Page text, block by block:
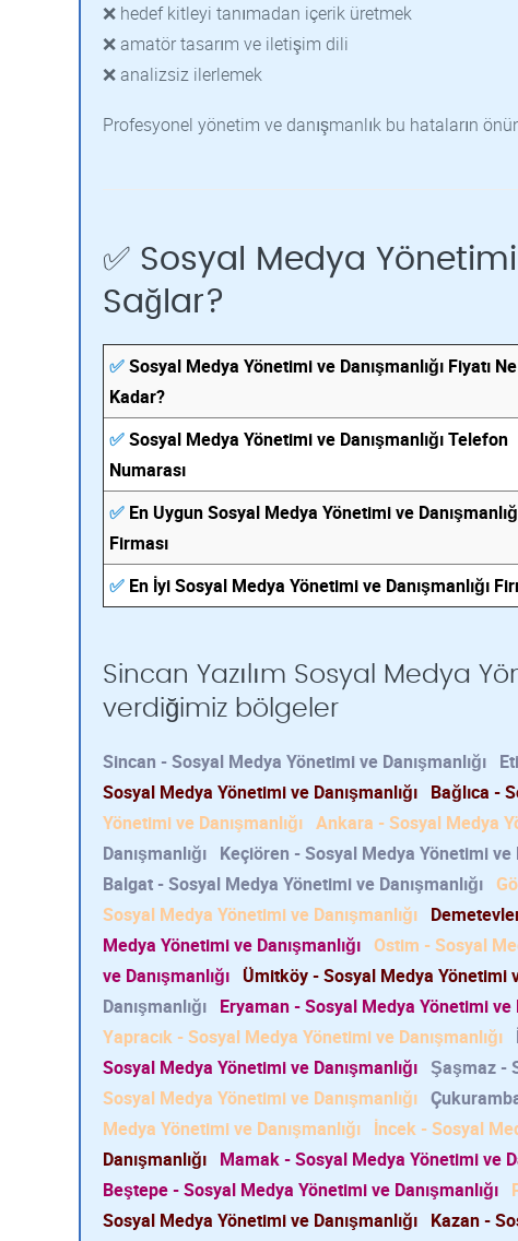
❌ hedef kitleyi tanımadan içerik üretmek
❌ amatör tasarım ve iletişim dili
❌ analizsiz ilerlemek
Profesyonel yönetim ve danışmanlık bu hataların
✅ Sosyal Medya
Sağlar?
✅Sosyal Medya Yönetimi ve Danışmanlığı Fiyatı Ne
Kadar?
✅Sosyal Medya Yönetimi ve Danışmanlığı Telefon
Numarası
✅ En Uygun Sosyal Medya Yönetimi ve
Firması
✅ En İyi Sosyal Medya Yönetimi ve Danışmanlığı
Sincan Yazılım Sosyal Medya
verdiğimiz bölgeler
Sincan - Sosyal Medya Yönetimi ve Danışmanlığı
Sosyal Medya Yönetimi ve Danışmanlığı Bağlıca -
Yönetimi ve Danışmanlığı Ankara - Sosyal Medya
Danışmanlığı Keçiören - Sosyal Medya Yönetimi ve
Balgat - Sosyal Medya Yönetimi ve Danışmanlığı
Sosyal Medya Yönetimi ve Danışmanlığı
Medya Yönetimi ve Danışmanlığı Ostim - Sosyal
ve Danışmanlığı Ümitköy - Sosyal Medya Yönetimi
Danışmanlığı Eryaman - Sosyal Medya Yönetimi ve
Yapracık - Sosyal Medya Yönetimi ve Danışmanlığı
Sosyal Medya Yönetimi ve Danışmanlığı Şaşmaz -
Sosyal Medya Yönetimi ve Danışmanlığı
Medya Yönetimi ve Danışmanlığı İncek - Sosyal
Danışmanlığı Mamak - Sosyal Medya Yönetimi ve
Beştepe - Sosyal Medya Yönetimi ve Danışmanlığı
Sosyal Medya Yönetimi ve Danışmanlığı Kazan -